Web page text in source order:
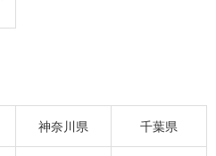
神奈川県 千葉県